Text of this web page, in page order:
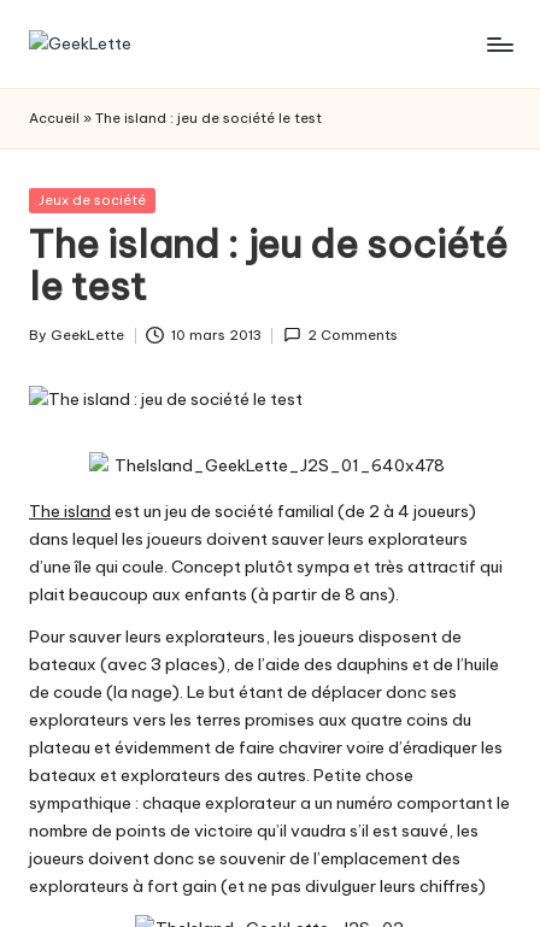
Skip
G
e
e
k
L
e
t
t
e
les
de
société
Accueil » The island : jeu de société le test
Posted
Jeux de société
The island : jeu de société
le test
Posted
By GeekLette 10 mars 2013 2 Comments
The island est un jeu de société familial (de 2 à 4 joueurs)
dans lequel les joueurs doivent sauver leurs explorateurs
d’une île qui coule. Concept plutôt sympa et très attractif qui
plait beaucoup aux enfants (à partir de 8 ans).
Pour sauver leurs explorateurs, les joueurs disposent de
bateaux (avec 3 places), de l’aide des dauphins et de l’huile
de coude (la nage). Le but étant de déplacer donc ses
explorateurs vers les terres promises aux quatre coins du
plateau et évidemment de faire chavirer voire d’éradiquer les
bateaux et explorateurs des autres. Petite chose
sympathique : chaque explorateur a un numéro comportant le
nombre de points de victoire qu’il vaudra s’il est sauvé, les
joueurs doivent donc se souvenir de l’emplacement des
explorateurs à fort gain (et ne pas divulguer leurs chiffres)